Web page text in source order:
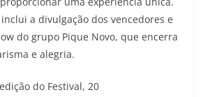
a divulgação dos vencedores e
do grupo Pique Novo, que encerra
e alegria.
do Festival, 20